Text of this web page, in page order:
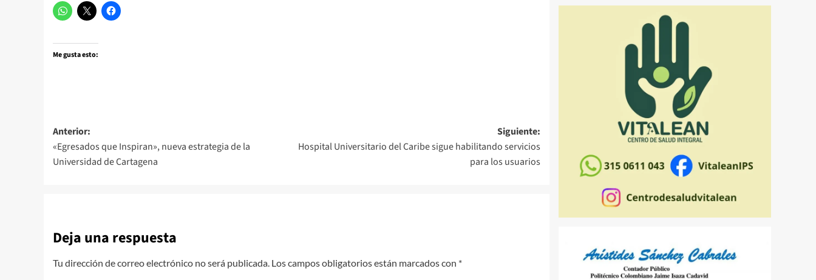
Me gusta esto:
Navegación
de
entradas
Anterior:
«Egresados que Inspiran», nueva estrategia de la
Universidad de Cartagena
Siguiente:
Hospital Universitario del Caribe sigue habilitando servicios
para los usuarios
Deja una respuesta
Tu dirección de correo electrónico no será publicada. Los campos obligatorios están marcados con *